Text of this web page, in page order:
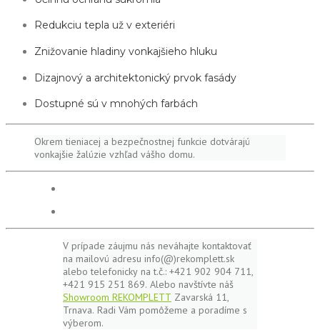
Redukciu tepla už v exteriéri
Znižovanie hladiny vonkajšieho hluku
Dizajnový a architektonický prvok fasády
Dostupné sú v mnohých farbách
Okrem tieniacej a bezpečnostnej funkcie dotvárajú
vonkajšie žalúzie vzhľad vášho domu.
V prípade záujmu nás neváhajte kontaktovať
na mailovú adresu info(@)rekomplett.sk
alebo telefonicky na t.č.: +421 902 904 711,
+421 915 251 869. Alebo navštívte náš
Showroom REKOMPLETT Zavarská 11,
Trnava. Radi Vám pomôžeme a poradíme s
výberom.